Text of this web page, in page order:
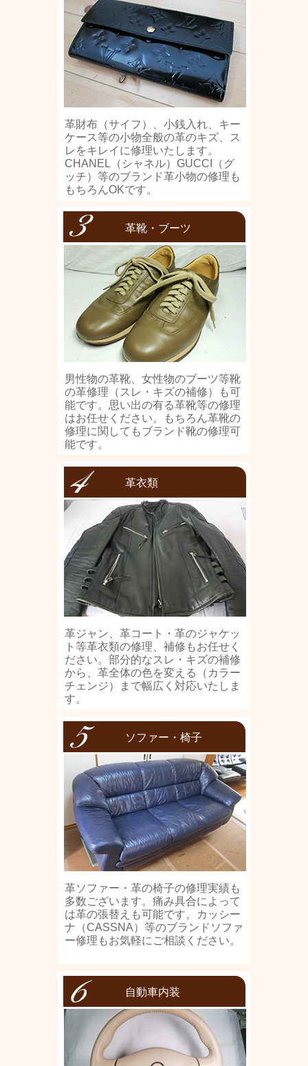
革財布（サイフ）、小銭入れ、キー
ケース等の小物全般の革のキズ、ス
レをキレイに修理いたします。
CHANEL（シャネル）GUCCI（グ
ッチ）等のブランド革小物の修理も
もちろんOKです。
革靴・ブーツ
男性物の革靴、女性物のブーツ等靴
の革修理（スレ・キズの補修）も可
能です。思い出の有る革靴等の修理
はお任せください。もちろん革靴の
修理に関してもブランド靴の修理可
能です。
革衣類
革ジャン、革コート・革のジャケッ
ト等革衣類の修理、補修もお任せく
ださい。部分的なスレ・キズの補修
から、革全体の色を変える（カラー
チェンジ）まで幅広く対応いたしま
す。
ソファー・椅子
革ソファー・革の椅子の修理実績も
多数ございます。痛み具合によって
は革の張替えも可能です。カッシー
ナ（CASSNA）等のブランドソファ
ー修理もお気軽にご相談ください。
自動車内装